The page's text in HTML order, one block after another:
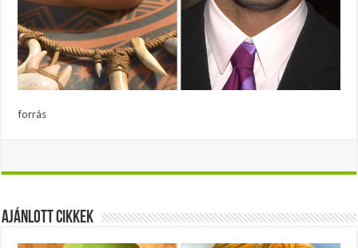
forrás
Ajánlott Cikkek